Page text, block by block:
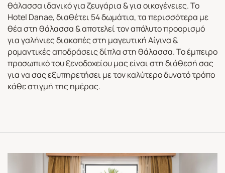
θάλασσα ιδανικό για ζευγάρια & για οικογένειες. Το
Hotel Danae, διαθέτει 54 δωμάτια, τα περισσότερα με
θέα στη θάλασσα & αποτελεί τον απόλυτο προορισμό
για γαλήνιες διακοπές στη μαγευτική Αίγινα &
ρομαντικές αποδράσεις δίπλα στη θάλασσα. Το έμπειρο
προσωπικό του ξενοδοχείου μας είναι στη διάθεσή σας
για να σας εξυπηρετήσει με τον καλύτερο δυνατό τρόπο
κάθε στιγμή της ημέρας.